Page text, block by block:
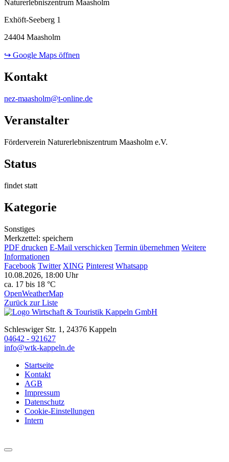
Naturerlebniszentrum Maasholm
Exhöft-Seeberg 1
24404 Maasholm
↪ Google Maps öffnen
Kontakt
nez-maasholm@t-online.de
Veranstalter
Förderverein Naturerlebniszentrum Maasholm e.V.
Status
findet statt
Kategorie
Sonstiges
Merkzettel: speichern
PDF drucken E-Mail verschicken Termin übernehmen Weitere
Informationen
Facebook Twitter XING Pinterest Whatsapp
10.08.2026, 18:00 Uhr
ca. 17 bis 18 °C
OpenWeatherMap
Zurück zur Liste
Schleswiger Str. 1, 24376 Kappeln
04642 - 921627
info@wtk-kappeln.de
Startseite
Kontakt
AGB
Impressum
Datenschutz
Cookie-Einstellungen
Intern